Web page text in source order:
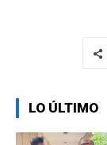
LO ÚLTIMO